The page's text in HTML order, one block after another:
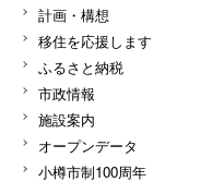
計画・構想
移住を応援します
ふるさと納税
市政情報
施設案内
オープンデータ
小樽市制100周年